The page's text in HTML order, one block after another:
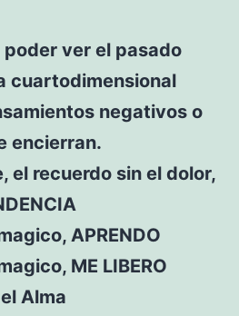
ver el pasado
cuartodimensional
negativos o
encierran.
el recuerdo sin el dolor,
APRENDO
ME LIBERO
Alma